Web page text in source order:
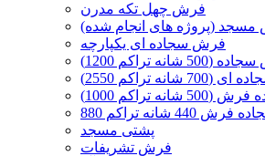
فرش چهل تکه مدرن
(پروژه های انجام شده)
فرش سجاده ای یکپارچه
شانه تراکم 1200)
شانه تراکم 2550)
شانه تراکم 1000)
فرش 440 شانه تراکم 880
پشتی مسجد
فرش تشریفات